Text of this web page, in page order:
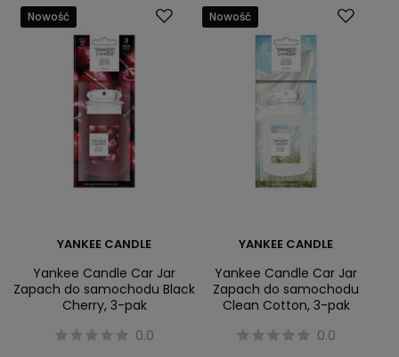
Nowość
YANKEE CANDLE
Yankee Candle Car Jar
Zapach do samochodu Black
Cherry, 3-pak
0.0
Nowość
YANKEE CANDLE
Yankee Candle Car Jar
Zapach do samochodu
Clean Cotton, 3-pak
0.0